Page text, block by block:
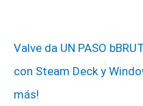
Valve da UN PASO
con Steam Deck y
más!